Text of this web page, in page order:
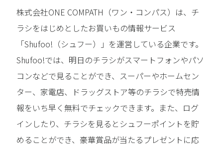
株式会社ONE COMPATH（ワン・コンパス）は、チ
ラシをはじめとしたお買いもの情報サービス
「Shufoo!（シュフー）」を運営している企業です。
Shufoo!では、明日のチラシがスマートフォンやパソ
コンなどで見ることができ、スーパーやホームセン
ター、家電店、ドラッグストア等のチラシで特売情
報をいち早く無料でチェックできます。また、ログ
インしたり、チラシを見るとシュフーポイントを貯
めることができ、豪華賞品が当たるプレゼントに応